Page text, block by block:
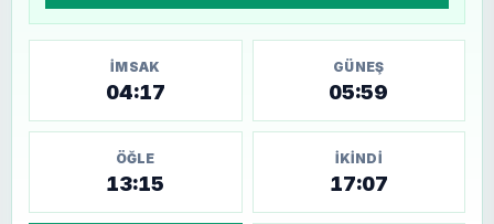
İMSAK
04:17
GÜNEŞ
05:59
ÖĞLE
13:15
İKINDI
17:07